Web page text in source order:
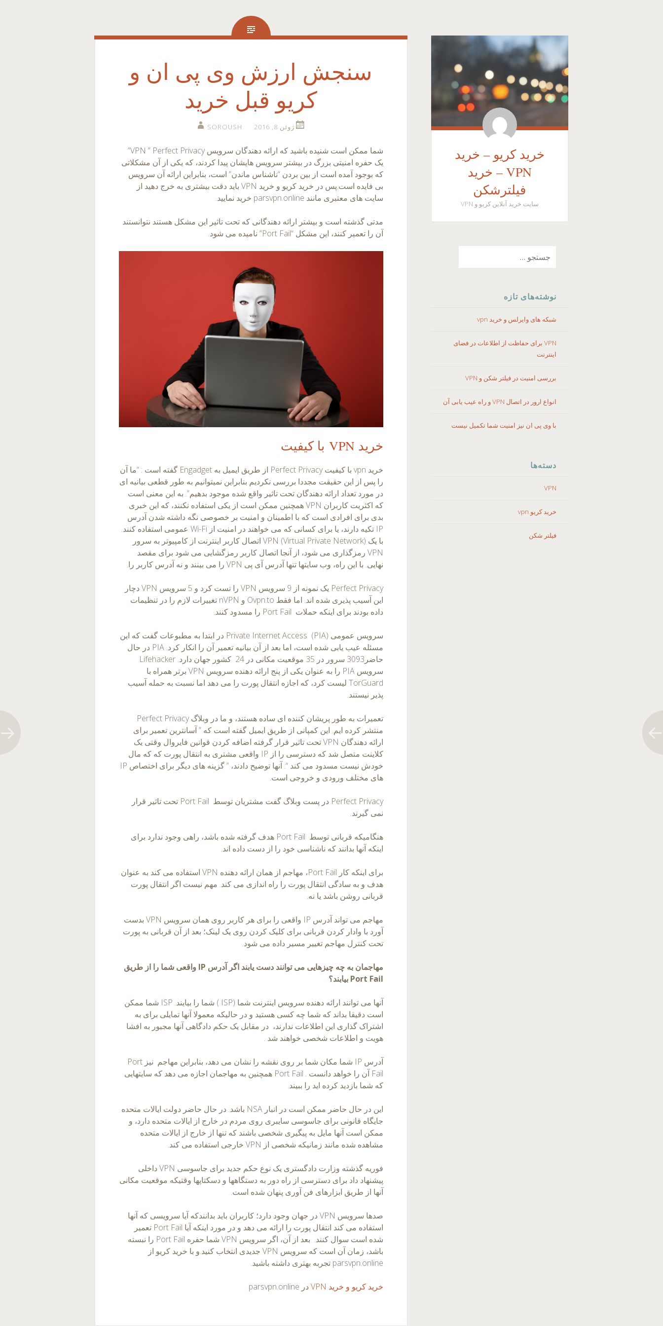
خرید کریو – خرید
VPN – خرید
فیلترشکن
سایت خرید آنلاین کریو و VPN
نوشته‌های تازه
شبکه های وایرلس و خرید vpn
VPN برای حفاظت از اطلاعات در فضای
اینترنت
بررسی امنیت در فیلتر شکن و VPN
انواع ارور در اتصال VPN و راه عیب یابی آن
با وی پی ان نیز امنیت شما تکمیل نیست
دسته‌ها
VPN
خرید کریو vpn
فیلتر شکن
سنجش ارزش وی پی ان و
کریو قبل خرید
ژوئن 8, 2016 SOROUSH
شما ممکن است شنیده باشید که ارائه دهندگان سرویس VPN ” Perfect Privacy”
یک حفره امنیتی بزرگ در بیشتر سرویس هایشان پیدا کردند، که یکی از آن مشکلاتی
که بوجود آمده است از بین بردن “ناشناس ماندن” است، بنابراین ارائه آن سرویس
بی فایده است.پس در خرید کریو و خرید VPN باید دقت بیشتری به خرج دهید از
سایت های معتبری مانند parsvpn.online خرید نمایید.
مدتی گذشته است و بیشتر ارائه دهندگانی که تحت تاثیر این مشکل هستند نتوانستند
آن را تعمیر کنند، این مشکل “Port Fail” نامیده می شود.
خرید VPN با کیفیت
خرید vpn با کیفیت Perfect Privacy از طریق ایمیل به Engadget گفته است : “ما آن
را پس از این حقیقت مجددا بررسی نکردیم بنابراین نمیتوانیم به طور قطعی بیانیه ای
در مورد تعداد ارائه دهندگان تحت تاثیر واقع شده موجود بدهیم”. به این معنی است
که اکثریت کاربران VPN همچنین ممکن است از یکی استفاده نکنند، که این خبری
بدی برای افرادی است که با اطمینان و امنیت بر خصوصی نگه داشته شدن آدرس
IP تکیه دارند، یا برای کسانی که می خواهند در امنیت از Wi-Fi عمومی استفاده کنند.
با یک VPN (Virtual Private Network) اتصال کاربر اینترنت از کامپیوتر به سرور
VPN رمزگذاری می شود، از آنجا اتصال کاربر رمزگشایی می شود برای مقصد
نهایی. با این راه، وب سایتها تنها آدرس آی پی VPN را می بینند و نه آدرس کاربر را.
Perfect Privacy یک نمونه از 9 سرویس VPN را تست کرد و 5 سرویس VPN دچار
این آسیب پذیری شده اند. اما فقط Ovpn.to و nVPN تغییرات لازم را در تنظیمات
داده بودند برای اینکه حملات Port Fail را مسدود کنند.
سرویس عمومی Private Internet Access (PIA) در ابتدا به مطبوعات گفت که این
مسئله عیب یابی شده است، اما بعد از آن بیانیه تعمیر آن را انکار کرد. PIA در حال
حاضر3093 سرور در 35 موقعیت مکانی در 24 کشور جهان دارد. Lifehacker
سرویس PIA را به عنوان یکی از پنج ارائه دهنده سرویس VPN برتر همراه با
TorGuard لیست کرد، که اجازه انتقال پورت را می دهد اما نسبت به حمله آسیب
پذیر نیستند.
تعمیرات به طور پریشان کننده ای ساده هستند، و ما در وبلاگ Perfect Privacy
منتشر کرده ایم. این کمپانی از طریق ایمیل گفته است که ” آسانترین تعمیر برای
ارائه دهندگان VPN تحت تاثیر قرار گرفته اضافه کردن قوانین فایروال وقتی یک
کلاینت متصل شد که دسترسی را از IP واقعی مشتری به انتقال پورت که که مال
خودش نیست مسدود می کند “. آنها توضیح دادند، ” گزینه های دیگر برای اختصاص IP
های مختلف ورودی و خروجی است.
Perfect Privacy در پست وبلاگ گفت مشتریان توسط Port Fail تحت تاثیر قرار
نمی گیرند.
هنگامیکه قربانی توسط Port Fail هدف گرفته شده باشد، راهی وجود ندارد برای
اینکه آنها بدانند که ناشناسی خود را از دست داده اند.
برای اینکه کار Port Fail، مهاجم از همان ارائه دهنده VPN استفاده می کند به عنوان
هدف و به سادگی انتقال پورت را راه اندازی می کند. مهم نیست اگر انتقال پورت
قربانی روشن باشد یا نه.
مهاجم می تواند آدرس IP واقعی را برای هر کاربر روی همان سرویس VPN بدست
آورد با وادار کردن قربانی برای کلیک کردن روی یک لینک؛ بعد از آن قربانی به پورت
تحت کنترل مهاجم تغییر مسیر داده می شود.
مهاجمان به چه چیزهایی می توانند دست یابند اگر آدرس IP واقعی شما را از طریق
Port Fail بیابند؟
آنها می توانند ارائه دهنده سرویس اینترنت شما (ISP ) شما را بیایند. ISP شما ممکن
است دقیقا بداند که شما چه کسی هستید و در حالیکه معمولا آنها تمایلی برای به
اشتراک گذاری این اطلاعات ندارند، در مقابل یک حکم دادگاهی آنها مجبور به افشا
هویت و اطلاعات شخصی خواهند شد .
آدرس IP شما مکان شما بر روی نقشه را نشان می دهد، بنابراین مهاجم نیز Port
Fail آن را خواهد دانست . Port Fail همچنین به مهاجمان اجازه می دهد که سایتهایی
که شما بازدید کرده اید را ببیند.
این در حال حاضر ممکن است در انبار NSA باشد. در حال حاضر دولت ایالات متحده
جایگاه قانونی برای جاسوسی سایبری روی مردم در خارج از ایالات متحده دارد، و
ممکن است آنها مایل به پیگیری شخصی باشند که تنها از خارج از ایالات متحده
مشاهده شده مانند زمانیکه شخصی از VPN خارجی استفاده می کند.
فوریه گذشته وزارت دادگستری یک نوع حکم جدید برای جاسوسی VPN داخلی
پیشنهاد داد برای دسترسی از راه دور به دستگاهها و دسکتاپها وقتیکه موقعیت مکانی
آنها از طریق ابزارهای فن آوری پنهان شده است.
صدها سرویس VPN در جهان وجود دارد؛ کاربران باید بدانندکه آیا سرویسی که آنها
استفاده می کند انتقال پورت را ارائه می دهد و در مورد اینکه آیا Port Fail تعمیر
شده است سوال کنند. بعد از آن، اگر سرویس VPN شما حفره Port Fail را نبسته
باشد، زمان آن است که سرویس VPN جدیدی انتخاب کنید.و با خرید کریو از
parsvpn.online تجربه بهتری داشته باشید.
خرید کریو و خرید VPN در parsvpn.online